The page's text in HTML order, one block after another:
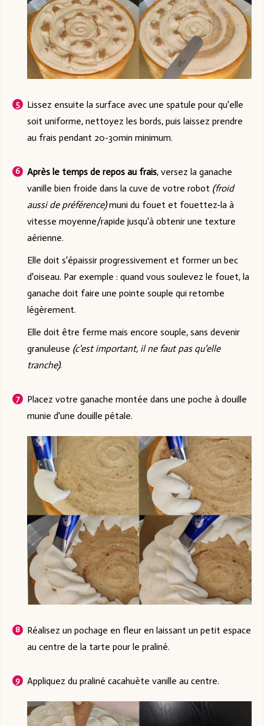
Lissez ensuite la surface avec une spatule pour qu'elle
soit uniforme, nettoyez les bords, puis laissez prendre
au frais pendant 20-30min minimum.
Après le temps de repos au frais, versez la ganache
vanille bien froide dans la cuve de votre robot (froid
aussi de préférence)muni du fouet et fouettez-la à
vitesse moyenne/rapide jusqu'à obtenir une texture
aérienne.
Elle doit s'épaissir progressivement et former un bec
d'oiseau. Par exemple : quand vous soulevez le fouet, la
ganache doit faire une pointe souple qui retombe
légèrement.
Elle doit être ferme mais encore souple, sans devenir
granuleuse (c'est important, il ne faut pas qu'elle
tranche).
Placez votre ganache montée dans une poche à douille
munie d'une douille pétale.
Réalisez un pochage en fleur en laissant un petit espace
au centre de la tarte pour le praliné.
Appliquez du praliné cacahuète vanille au centre.